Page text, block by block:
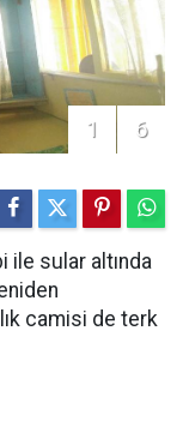
1 6
ile sular altında
camisi de terk